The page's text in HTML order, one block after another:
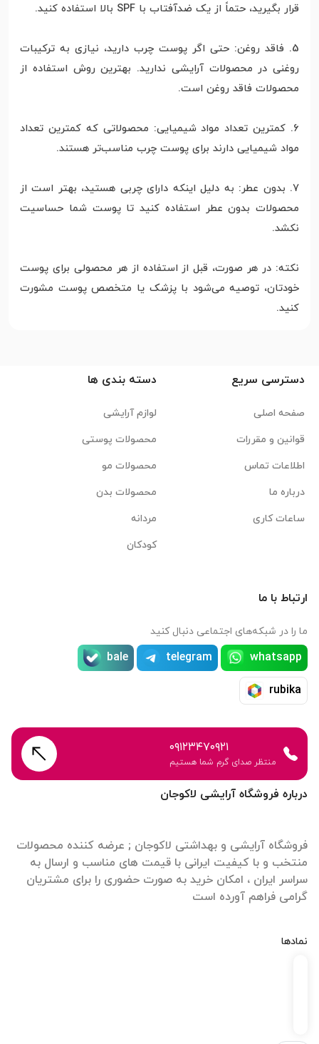
قرار بگیرید، حتماً از یک ضدآفتاب با SPF بالا استفاده کنید.
5. فاقد روغن: حتی اگر پوست چرب دارید، نیازی به ترکیبات
روغنی در محصولات آرایشی ندارید. بهترین روش استفاده از
محصولات فاقد روغن است.
6. کمترین تعداد مواد شیمیایی: محصولاتی که کمترین تعداد
مواد شیمیایی دارند برای پوست چرب مناسب‌تر هستند.
7. بدون عطر: به دلیل اینکه دارای چربی هستید، بهتر است از
محصولات بدون عطر استفاده کنید تا پوست شما حساسیت
نکشد.
نکته: در هر صورت، قبل از استفاده از هر محصولی برای پوست
خودتان، توصیه می‌شود با پزشک یا متخصص پوست مشورت
کنید.
درباره فروشگاه آرایشی لاکوجان
فروشگاه آرایشی و بهداشتی لاکوجان ; عرضه کننده محصولات
منتخب و با کیفیت ایرانی با قیمت های مناسب و ارسال به
سراسر ایران ، امکان خرید به صورت حضوری را برای مشتریان
گرامی فراهم آورده است
نمادها
دسترسی سریع
صفحه اصلی
قوانین و مقررات
اطلاعات تماس
درباره ما
ساعات کاری
دسته بندی ها
لوازم آرایشی
محصولات پوستی
محصولات مو
محصولات بدن
مردانه
کودکان
ارتباط با ما
ما را در شبکه‌های اجتماعی دنبال کنید
whatsapp
telegram
bale
rubika
۰۹۱۲۳۴۷۰۹۲۱
منتظر صدای گرم شما هستیم